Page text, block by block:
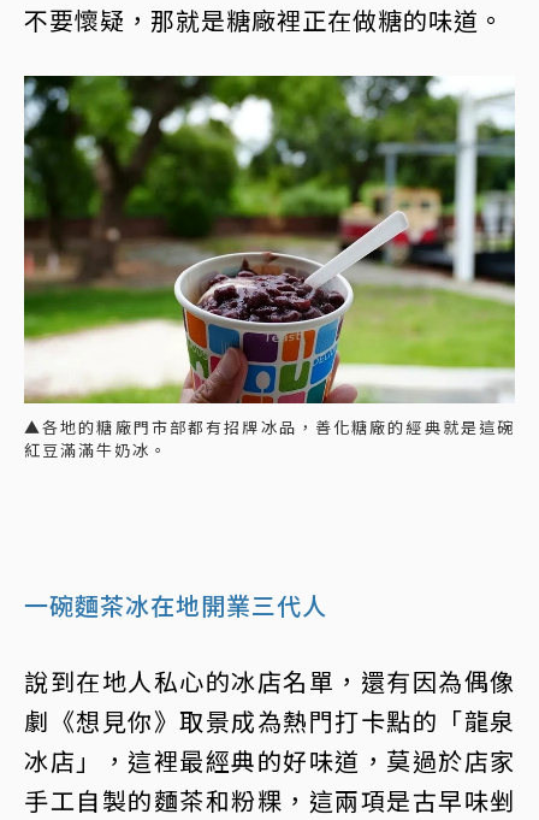
不要懷疑，那就是糖廠裡正在做糖的味道。
▲各地的糖廠門市部都有招牌冰品，善化糖廠的經典就是這碗
紅豆滿滿牛奶冰。
一碗麵茶冰在地開業三代人
說到在地人私心的冰店名單，還有因為偶像
劇《想見你》取景成為熱門打卡點的「龍泉
冰店」，這裡最經典的好味道，莫過於店家
手工自製的麵茶和粉粿，這兩項是古早味剉